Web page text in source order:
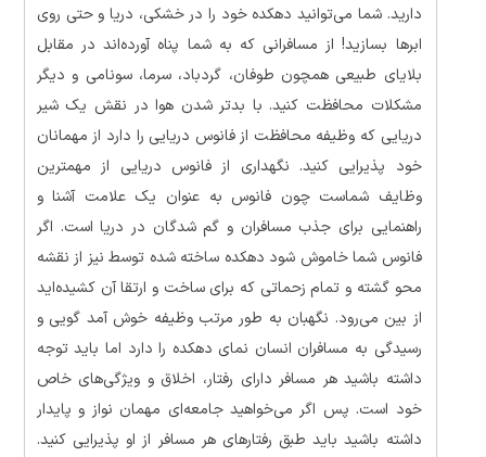
دارید. شما می‌توانید دهکده خود را در خشکی، دریا و حتی روی
ابرها بسازید! از مسافرانی که به شما پناه آورده‌اند در مقابل
بلایای طبیعی همچون طوفان، گردباد، سرما، سونامی و دیگر
مشکلات محافظت کنید. با بدتر شدن هوا در نقش یک شیر
دریایی که وظیفه محافظت از فانوس دریایی را دارد از مهمانان
خود پذیرایی کنید. نگهداری از فانوس دریایی از مهمترین
وظایف شماست چون فانوس به عنوان یک علامت آشنا و
راهنمایی برای جذب مسافران و گم شدگان در دریا است. اگر
فانوس شما خاموش شود دهکده ساخته شده توسط نیز از نقشه
محو گشته و تمام زحماتی که برای ساخت و ارتقا آن کشیده‌اید
از بین می‌رود. نگهبان به طور مرتب وظیفه خوش آمد گویی و
رسیدگی به مسافران انسان نمای دهکده را دارد اما باید توجه
داشته باشید هر مسافر دارای رفتار، اخلاق و ویژگی‌های خاص
خود است. پس اگر می‌خواهید جامعه‌ای مهمان نواز و پایدار
داشته باشید باید طبق رفتار‌های هر مسافر از او پذیرایی کنید.